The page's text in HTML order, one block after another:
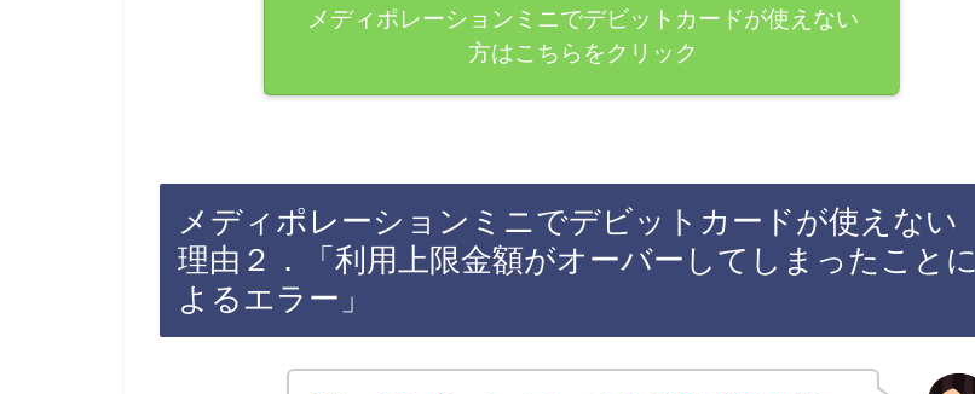
メディポレーションミニでデビットカードが使えない
方はこちらをクリック
メディポレーションミニでデビットカードが使えない
理由２．「利用上限金額がオーバーしてしまったことに
よるエラー」